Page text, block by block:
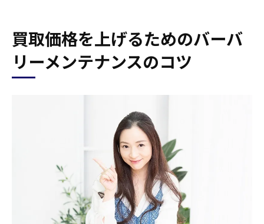
買取価格を上げるためのバーバ
リーメンテナンスのコツ